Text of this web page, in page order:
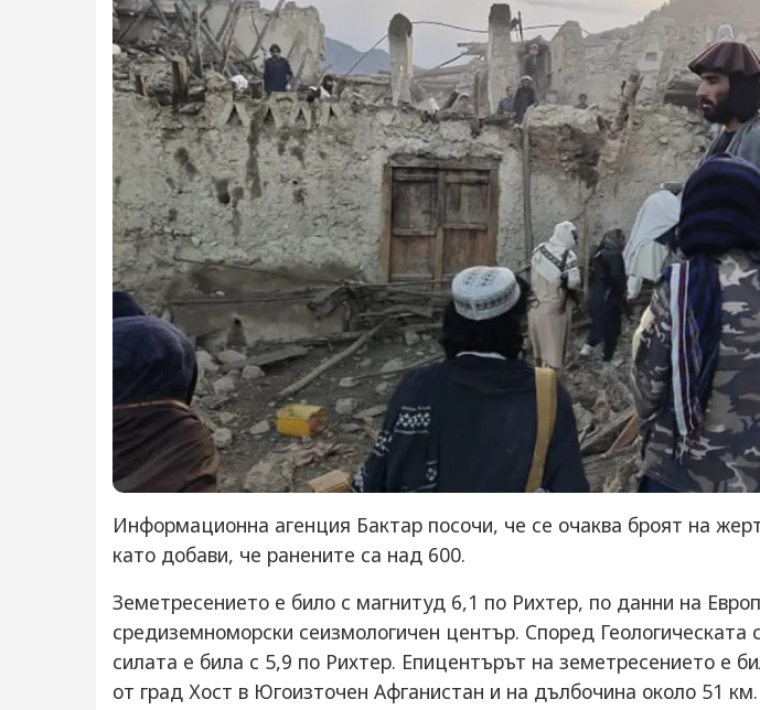
Информационна агенция Бактар посочи, че се очаква броят на
като добави, че ранените са над 600.
Земетресението е било с магнитуд 6,1 по Рихтер, по данни на
средиземноморски сеизмологичен център. Според
силата е била с 5,9 по Рихтер. Епицентърът на земетресението е
от град Хост в Югоизточен Афганистан и на дълбочина около 51 км.